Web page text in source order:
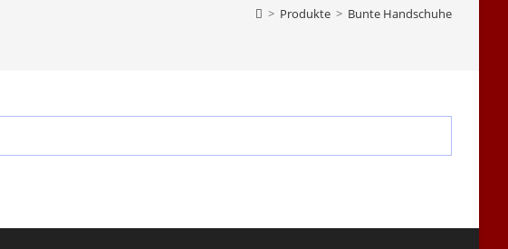
> Produkte > Bunte Handschuhe